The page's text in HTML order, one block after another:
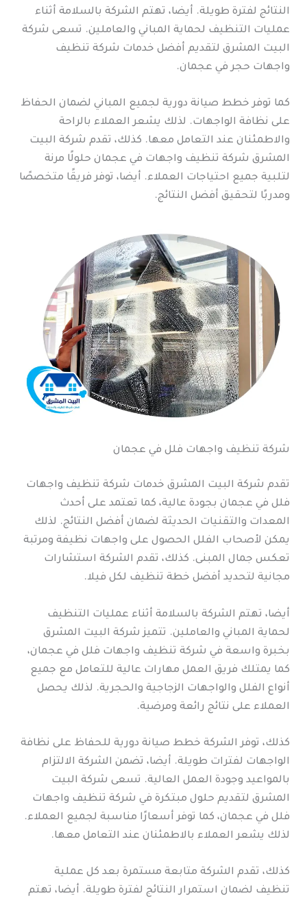
النتائج لفترة طويلة. أيضا، تهتم الشركة بالسلامة أثناء
عمليات التنظيف لحماية المباني والعاملين. تسعى شركة
البيت المشرق لتقديم أفضل خدمات شركة تنظيف
واجهات حجر في عجمان.
كما توفر خطط صيانة دورية لجميع المباني لضمان الحفاظ
على نظافة الواجهات. لذلك يشعر العملاء بالراحة
والاطمئنان عند التعامل معها. كذلك، تقدم شركة البيت
المشرق شركة تنظيف واجهات في عجمان حلولًا مرنة
لتلبية جميع احتياجات العملاء. أيضا، توفر فريقًا متخصصًا
ومدربًا لتحقيق أفضل النتائج.
شركة تنظيف واجهات فلل في عجمان
تقدم شركة البيت المشرق خدمات شركة تنظيف واجهات
فلل في عجمان بجودة عالية، كما تعتمد على أحدث
المعدات والتقنيات الحديثة لضمان أفضل النتائج. لذلك
يمكن لأصحاب الفلل الحصول على واجهات نظيفة ومرتبة
تعكس جمال المبنى. كذلك، تقدم الشركة استشارات
مجانية لتحديد أفضل خطة تنظيف لكل فيلا.
أيضا، تهتم الشركة بالسلامة أثناء عمليات التنظيف
لحماية المباني والعاملين. تتميز شركة البيت المشرق
بخبرة واسعة في شركة تنظيف واجهات فلل في عجمان،
كما يمتلك فريق العمل مهارات عالية للتعامل مع جميع
أنواع الفلل والواجهات الزجاجية والحجرية. لذلك يحصل
العملاء على نتائج رائعة ومرضية.
كذلك، توفر الشركة خطط صيانة دورية للحفاظ على نظافة
الواجهات لفترات طويلة. أيضا، تضمن الشركة الالتزام
بالمواعيد وجودة العمل العالية. تسعى شركة البيت
المشرق لتقديم حلول مبتكرة في شركة تنظيف واجهات
فلل في عجمان، كما توفر أسعارًا مناسبة لجميع العملاء.
لذلك يشعر العملاء بالاطمئنان عند التعامل معها.
كذلك، تقدم الشركة متابعة مستمرة بعد كل عملية
تنظيف لضمان استمرار النتائج لفترة طويلة. أيضا، تهتم